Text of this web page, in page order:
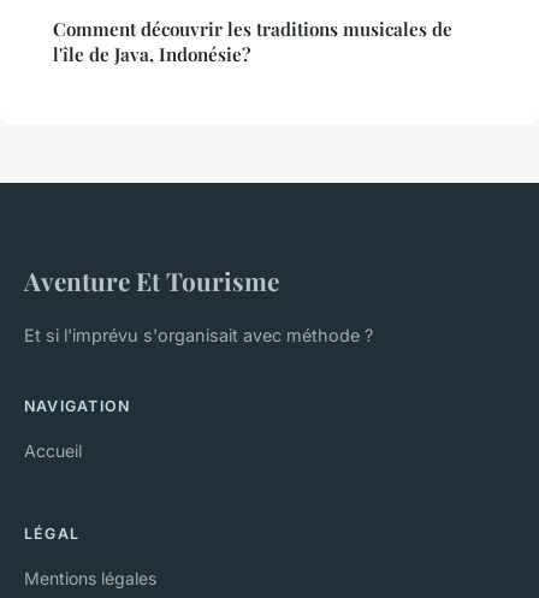
Comment découvrir les traditions musicales de
l'île de Java, Indonésie?
Aventure Et Tourisme
Et si l'imprévu s'organisait avec méthode ?
NAVIGATION
Accueil
LÉGAL
Mentions légales